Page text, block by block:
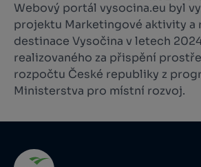
Webový portál vysocina.eu byl
projektu Marketingové aktivity a
destinace Vysočina v letech
realizovaného za přispění
rozpočtu České republiky z
Ministerstva pro místní rozvoj.